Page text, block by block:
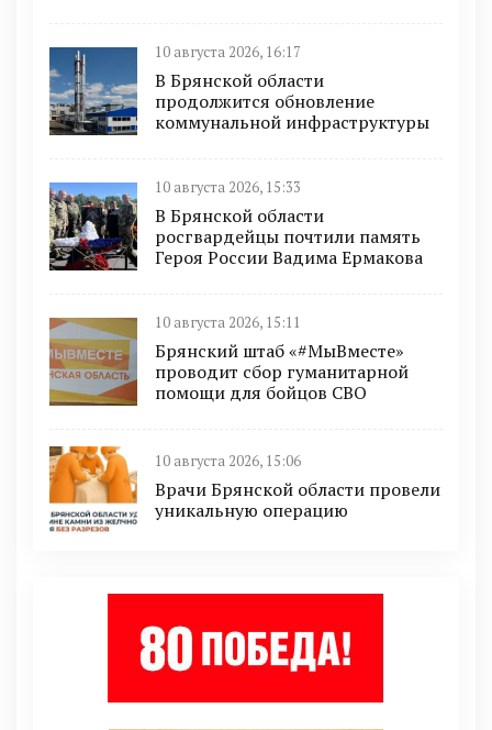
10 августа 2026, 16:17
В Брянской области
продолжится обновление
коммунальной инфраструктуры
10 августа 2026, 15:33
В Брянской области
росгвардейцы почтили память
Героя России Вадима Ермакова
10 августа 2026, 15:11
Брянский штаб «#МыВместе»
проводит сбор гуманитарной
помощи для бойцов СВО
10 августа 2026, 15:06
Врачи Брянской области провели
уникальную операцию